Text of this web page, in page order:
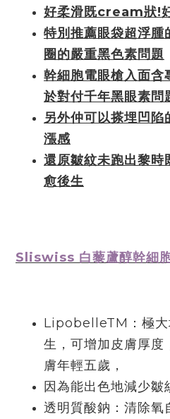
好柔滑既cream狀!
特別推薦眼袋超浮腫
圈的嚴重黑色素問題
幹細胞電眼槍入面含
於對付千年黑眼素問
另外仲可以搽埋凹
漲感
還原皺紋未跑出黎
愈後生
Sliswiss 白藜蘆醇幹細
LipobelleTM：極大
生，可增加皮膚厚度
膚年輕五歲，
因為能出色地減少皺
透明質酸鈉：清除氧